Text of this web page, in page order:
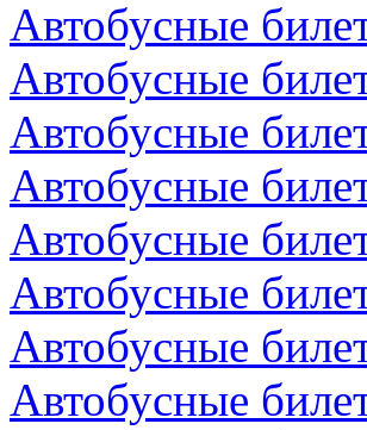
Автобусные
Автобусные
Автобусные
Автобусные
Автобусные
Автобусные
Автобусные
Автобусные